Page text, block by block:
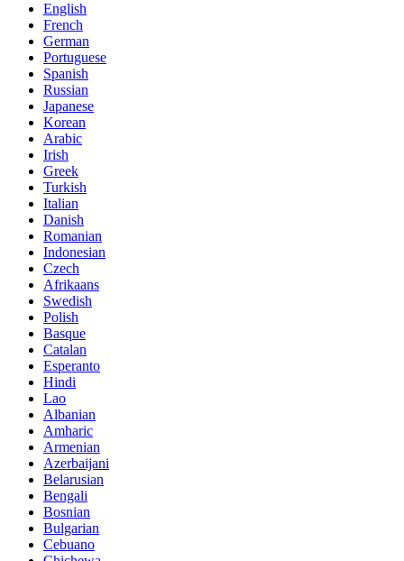
English
French
German
Portuguese
Spanish
Russian
Japanese
Korean
Arabic
Irish
Greek
Turkish
Italian
Danish
Romanian
Indonesian
Czech
Afrikaans
Swedish
Polish
Basque
Catalan
Esperanto
Hindi
Lao
Albanian
Amharic
Armenian
Azerbaijani
Belarusian
Bengali
Bosnian
Bulgarian
Cebuano